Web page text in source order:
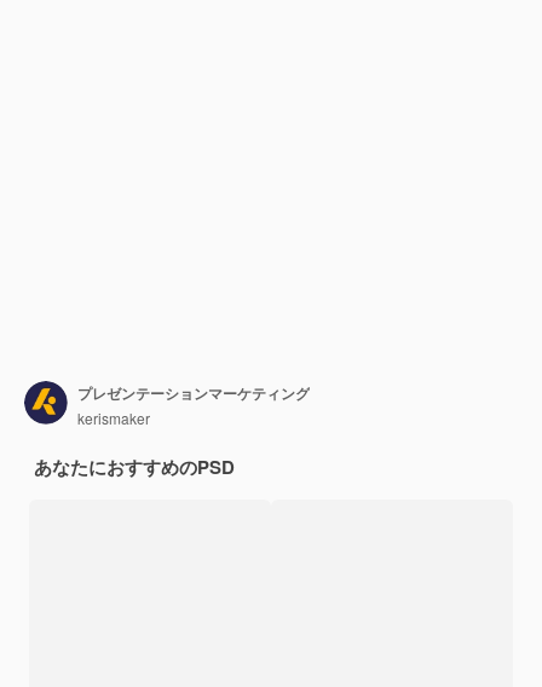
プレゼンテーションマーケティング
kerismaker
あなたにおすすめのPSD